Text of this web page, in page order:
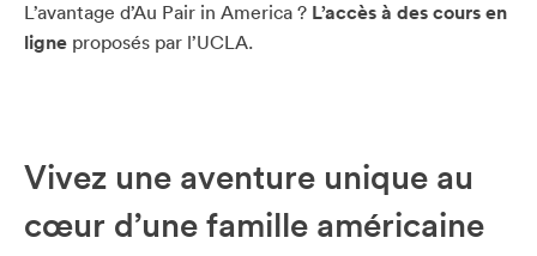
L’avantage d’Au Pair in America ? L’accès à des cours en
ligne proposés par l’UCLA.
Vivez une aventure unique au
cœur d’une famille américaine